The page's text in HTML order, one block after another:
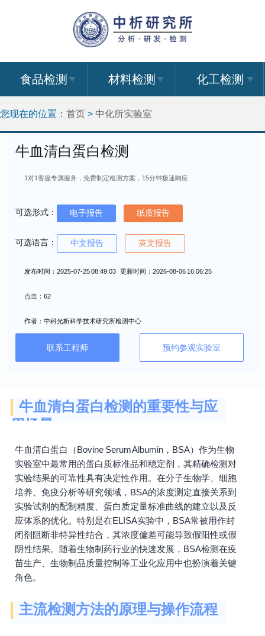
食品检测 材料检测 化工检测
您现在的位置： 首页 > 中化所实验室
牛血清白蛋白检测
1对1客服专属服务，免费制定检测方案，15分钟极速响应
可选形式： 电子报告 纸质报告
可选语言： 中文报告 英文报告
发布时间：2025-07-25 08:49:03 更新时间：2026-08-06 16:06:25
点击：62
作者：中科光析科学技术研究所检测中心
联系工程师 预约参观实验室
牛血清白蛋白检测的重要性与应
用场景
牛血清白蛋白（Bovine Serum Albumin，BSA）作为生物
实验室中最常用的蛋白质标准品和稳定剂，其精确检测对
实验结果的可靠性具有决定性作用。在分子生物学、细胞
培养、免疫分析等研究领域，BSA的浓度测定直接关系到
实验试剂的配制精度、蛋白质定量标准曲线的建立以及反
应体系的优化。特别是在ELISA实验中，BSA常被用作封
闭剂阻断非特异性结合，其浓度偏差可能导致假阳性或假
阴性结果。随着生物制药行业的快速发展，BSA检测在疫
苗生产、生物制品质量控制等工业化应用中也扮演着关键
角色。
主流检测方法的原理与操作流程